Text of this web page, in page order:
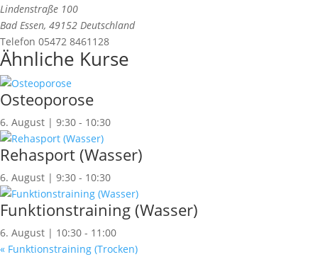
Lindenstraße 100
Bad Essen, 49152 Deutschland
Telefon 05472 8461128
Ähnliche Kurse
Osteoporose
6. August | 9:30 - 10:30
Rehasport (Wasser)
6. August | 9:30 - 10:30
Funktionstraining (Wasser)
6. August | 10:30 - 11:00
« Funktionstraining (Trocken)